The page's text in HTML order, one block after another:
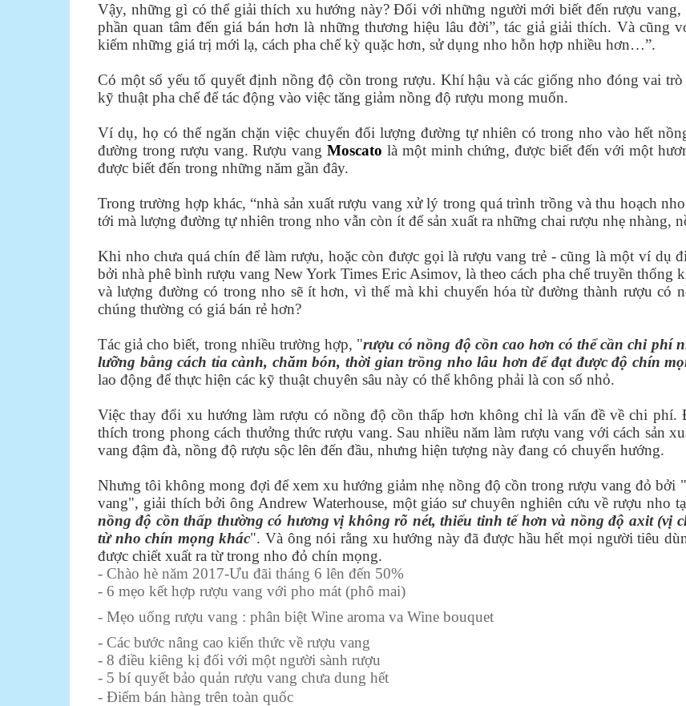
Vậy, những gì có thể giải thích xu hướng này? Đối với những người mới biết đến rượu
phần quan tâm đến giá bán hơn là những thương hiệu lâu đời”, tác giả giải thích. Và cũng
kiếm những giá trị mới lạ, cách pha chế kỳ quặc hơn, sử dụng nho hỗn hợp nhiều hơn…”.
Có một số yếu tố quyết định nồng độ cồn trong rượu. Khí hậu và các giống nho đóng vai
kỹ thuật pha chế để tác động vào việc tăng giảm nồng độ rượu mong muốn.
Ví dụ, họ có thể ngăn chặn việc chuyển đổi lượng đường tự nhiên có trong nho vào hết
đường trong rượu vang. Rượu vangMoscato là một minh chứng, được biết đến với một
được biết đến trong những năm gần đây.
Trong trường hợp khác, “nhà sản xuất rượu vang xử lý trong quá trình trồng và thu hoạch
tới mà lượng đường tự nhiên trong nho vẫn còn ít để sản xuất ra những chai rượu nhẹ nhàng,
Khi nho chưa quá chín để làm rượu, hoặc còn được gọi là rượu vang trẻ - cũng là một ví dụ
bởi nhà phê bình rượu vang New York Times Eric Asimov, là theo cách pha chế truyền thống
và lượng đường có trong nho sẽ ít hơn, vì thế mà khi chuyển hóa từ đường thành rượu có
chúng thường có giá bán rẻ hơn?
Tác giả cho biết, trong nhiều trường hợp, "rượu có nồng độ cồn cao hơn có thể cần chi phí
lưỡng bằng cách tỉa cành, chăm bón, thời gian trồng nho lâu hơn để đạt được độ chín
lao động để thực hiện các kỹ thuật chuyên sâu này có thể không phải là con số nhỏ.
Việc thay đổi xu hướng làm rượu có nồng độ cồn thấp hơn không chỉ là vấn đề về chi
thích trong phong cách thưởng thức rượu vang. Sau nhiều năm làm rượu vang với cách sản
vang đậm đà, nồng độ rượu sộc lên đến đầu, nhưng hiện tượng này đang có chuyển hướng.
Nhưng tôi không mong đợi để xem xu hướng giảm nhẹ nồng độ cồn trong rượu vang đỏ bởi
vang", giải thích bởi ông Andrew Waterhouse, một giáo sư chuyên nghiên cứu về rượu nho
nồng độ cồn thấp thường có hương vị không rõ nét, thiếu tinh tế hơn và nồng độ axit (vị
từ nho chín mọng khác". Và ông nói rằng xu hướng này đã được hầu hết mọi người tiêu
được chiết xuất ra từ trong nho đỏ chín mọng.
- Chào hè năm 2017-Ưu đãi tháng 6 lên đến 50%
- 6 mẹo kết hợp rượu vang với pho mát (phô mai)
- Mẹo uống rượu vang : phân biệt Wine aroma va Wine bouquet
- Các bước nâng cao kiến thức về rượu vang
- 8 điều kiêng kị đối với một người sành rượu
- 5 bí quyết bảo quản rượu vang chưa dung hết
- Điểm bán hàng trên toàn quốc